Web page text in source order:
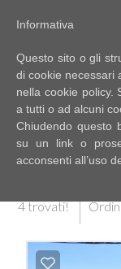
4 trovati!
EN
HOME
SIAMO
IMMOBILI
Contratto
Qualsiasi
Vendita
Affitto
Informativa
Questo sito o gli
di cookie necessari
nella cookie policy.
a tutti o ad alcuni
Chiudendo questo
su un link o
acconsenti all’uso